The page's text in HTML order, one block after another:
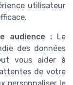
utilisateur
audience : Le
des données
vous aider à
de votre
personnaliser le